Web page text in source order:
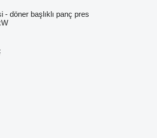
döner başlıklı panç pres